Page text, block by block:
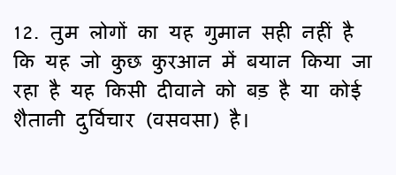
12. तुम लोगों का यह गुमान सही नहीं है
कि यह जो कुछ कुरआन में बयान किया जा
रहा है यह किसी दीवाने को बड़ है या कोई
शैतानी दुर्विचार (वसवसा) है।